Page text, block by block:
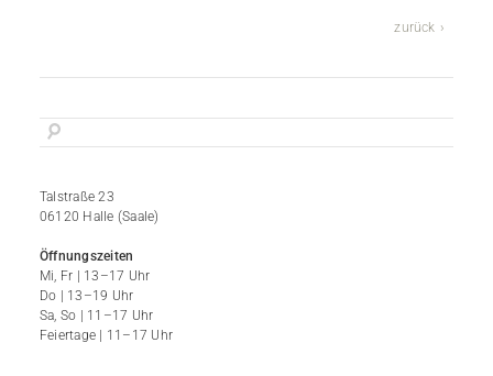
zurück
Talstraße 23
06120 Halle (Saale)
Öffnungszeiten
Mi, Fr | 13–17 Uhr
Do | 13–19 Uhr
Sa, So | 11–17 Uhr
Feiertage | 11–17 Uhr